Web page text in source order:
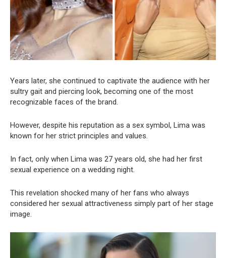
Years later, she continued to captivate the audience with her
sultry gait and piercing look, becoming one of the most
recognizable faces of the brand.
However, despite his reputation as a sex symbol, Lima was
known for her strict principles and values.
In fact, only when Lima was 27 years old, she had her first
sexual experience on a wedding night.
This revelation shocked many of her fans who always
considered her sexual attractiveness simply part of her stage
image.